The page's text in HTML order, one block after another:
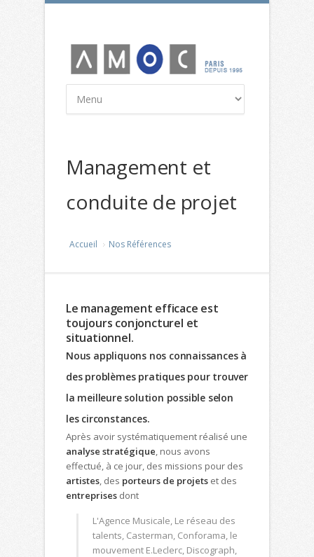
Management et
conduite de projet
Accueil Nos Références
Le management efficace est
toujours conjoncturel et
situationnel.
Nous appliquons nos connaissances à
des problèmes pratiques pour trouver
la meilleure solution possible selon
les circonstances.
Après avoir systématiquement réalisé une
analyse stratégique, nous avons
effectué, à ce jour, des missions pour des
artistes, des porteurs de projets et des
entreprises dont
L'Agence Musicale, Le réseau des
talents, Casterman, Conforama, le
mouvement E.Leclerc, Discograph,
Cookies management panel